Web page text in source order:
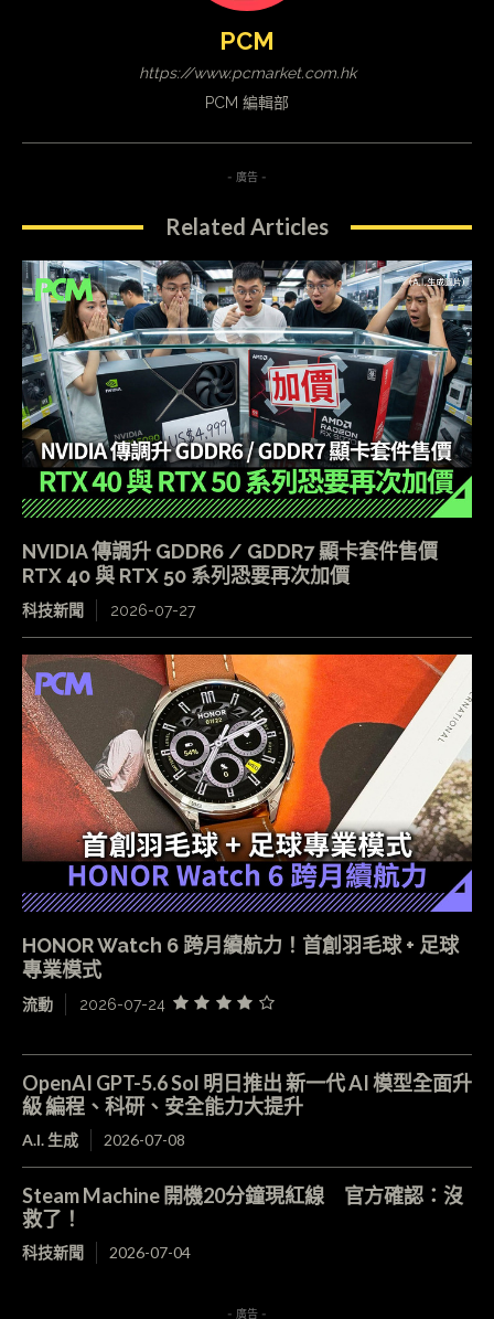
PCM
https://www.pcmarket.com.hk
PCM 編輯部
- 廣告 -
Related Articles
NVIDIA 傳調升 GDDR6 / GDDR7 顯卡套件售價
RTX 40 與 RTX 50 系列恐要再次加價
科技新聞 2026-07-27
HONOR Watch 6 跨月續航力！首創羽毛球 + 足球
專業模式
流動 2026-07-24
OpenAI GPT-5.6 Sol 明日推出 新一代 AI 模型全面升
級 編程、科研、安全能力大提升
A.I. 生成 2026-07-08
Steam Machine 開機20分鐘現紅線 官方確認：沒
救了！
科技新聞 2026-07-04
- 廣告 -